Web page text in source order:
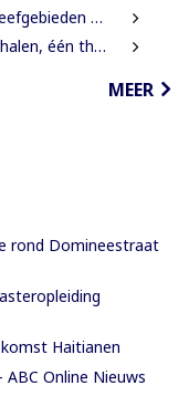
nationaal belang
één thuis
MEER
rond Domineestraat
Haitianen
Online Nieuws